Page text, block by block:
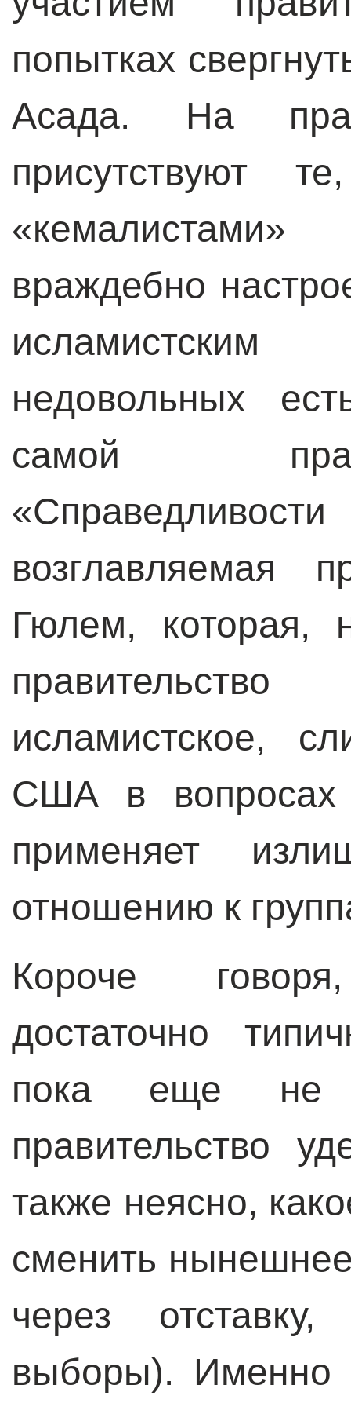
попытках
Асада. На
присутствуют
враждебно
недовольных
самой
возглавляемая
Гюлем, которая,
исламистское,
США в вопросах
применяет
отношению к
Короче
достаточно
пока еще не
правительство
также неясно,
сменить
через
выборы). Именно